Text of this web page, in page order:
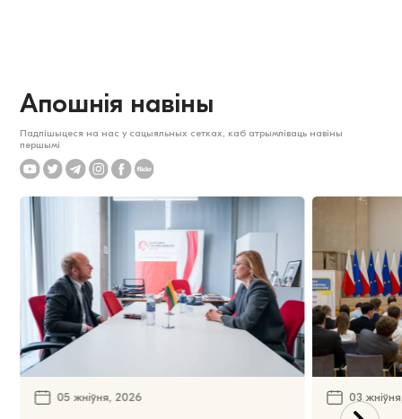
Апошнія навіны
Падпішыцеся на нас у сацыяльных сетках, каб атрымліваць навіны
першымі
05 жніўня, 2026 03